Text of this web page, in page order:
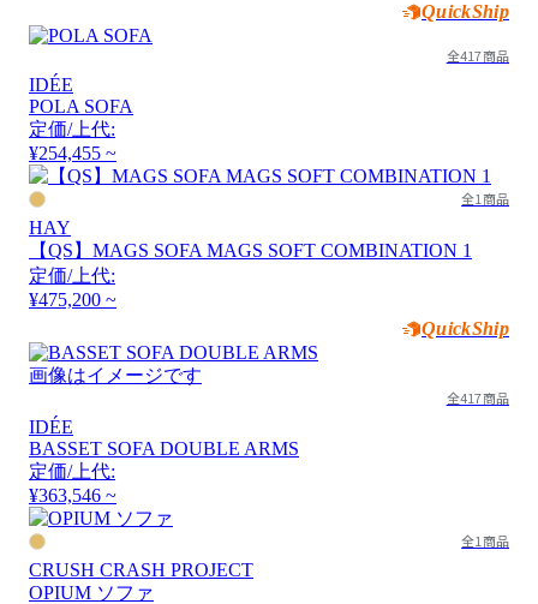
QuickShip
全417商品
IDÉE
POLA SOFA
定価/上代:
¥254,455 ~
全1商品
HAY
【QS】MAGS SOFA MAGS SOFT COMBINATION 1
定価/上代:
¥475,200 ~
QuickShip
画像はイメージです
全417商品
IDÉE
BASSET SOFA DOUBLE ARMS
定価/上代:
¥363,546 ~
全1商品
CRUSH CRASH PROJECT
OPIUM ソファ